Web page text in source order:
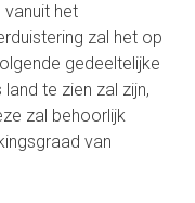
het
zal het op
gedeeltelijke
te zien zal zijn,
zal behoorlijk
van